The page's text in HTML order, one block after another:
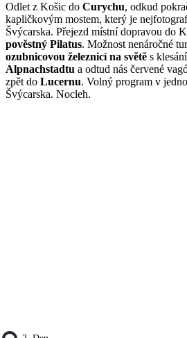
Odlet z Košic do Curychu, odkud
kapličkovým mostem, který je
Švýcarska. Přejezd místní dopravou do
pověstný Pilatus. Možnost nenáročné
ozubnicovou železnicí na světě s
Alpnachstadtu a odtud nás červené
zpět do Lucernu. Volný program v
Švýcarska. Nocleh.